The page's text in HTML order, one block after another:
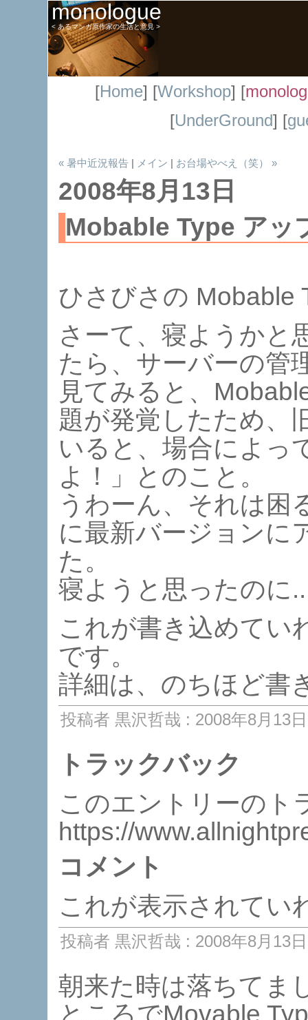
monologue
< あるマンガ原作家の生活と意見 >
[Home] [Workshop] [
[UnderGround] [
« 暑中近況報告 | メイン | お台場やべえ（笑） »
2008年8月13日
Mobable Type アッ
ひさびさの Mobable
さーて、寝ようかと
たら、サーバーの管
見てみると、
題が発覚したため、
いると、場合によっ
よ！」とのこと。
うわーん、それは困
に最新バージョンに
た。
寝ようと思ったのに
これが書き込めてい
です。
詳細は、のちほど書
投稿者 黒沢哲哉 : 2008年8月13
トラックバック
このエントリーのト
https://
コメント
これが表示されてい
投稿者 黒沢哲哉 : 2008年8月13
朝来た時は落ちてま
ところでMovable